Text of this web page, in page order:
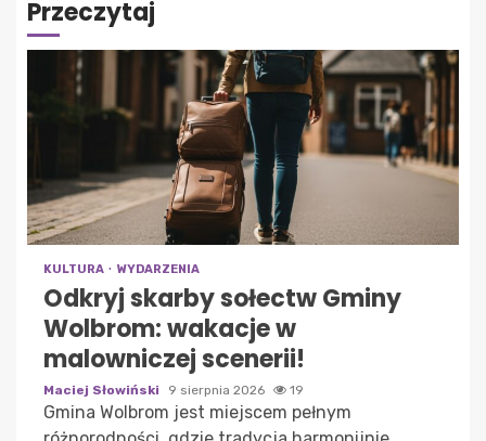
Przeczytaj
KULTURA WYDARZENIA
Odkryj skarby sołectw Gminy
Wolbrom: wakacje w
malowniczej scenerii!
Maciej Słowiński 9 sierpnia 2026 19
Gmina Wolbrom jest miejscem pełnym